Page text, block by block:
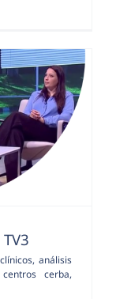
, análisis
centros cerba,